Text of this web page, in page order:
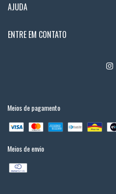
AJUDA
ENTRE EM CONTATO
Meios de pagamento
Meios de envio